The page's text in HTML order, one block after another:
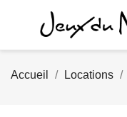
Accueil Locations